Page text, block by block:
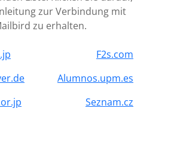
zur Verbindung mit
zu erhalten.
F2s.com
Alumnos.upm.es
Seznam.cz